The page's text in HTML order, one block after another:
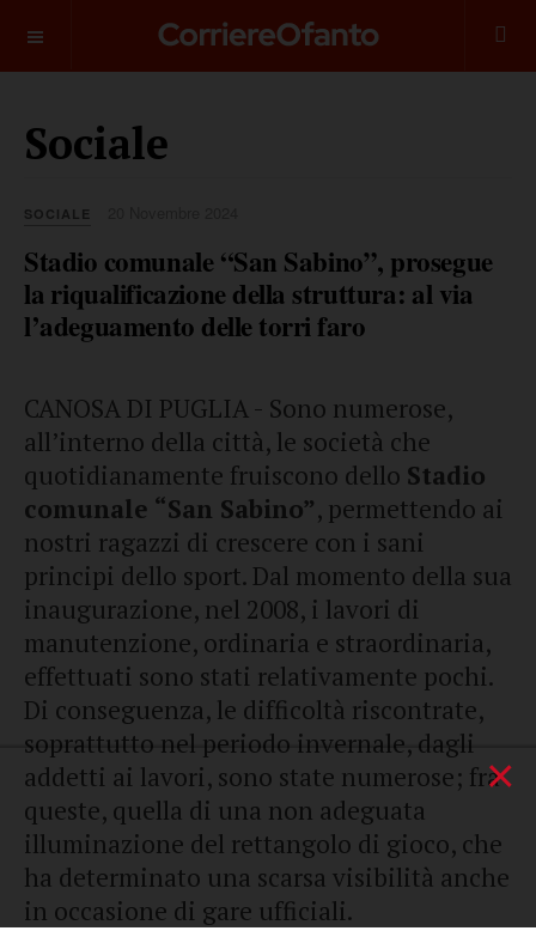
Sociale
SOCIALE
Stadio comunale “San Sabino”, prosegue
la riqualificazione della struttura: al via
l’adeguamento delle torri faro
CANOSA DI PUGLIA - Sono numerose,
all’interno della città, le società che
quotidianamente fruiscono dello Stadio
comunale “San Sabino”, permettendo ai
nostri ragazzi di crescere con i sani
principi dello sport. Dal momento della sua
inaugurazione, nel 2008, i lavori di
manutenzione, ordinaria e straordinaria,
effettuati sono stati relativamente pochi.
Di conseguenza, le difficoltà riscontrate,
soprattutto nel periodo invernale, dagli
addetti ai lavori, sono state numerose; fra
queste, quella di una non adeguata
illuminazione del rettangolo di gioco, che
ha determinato una scarsa visibilità anche
in occasione di gare ufficiali.
×